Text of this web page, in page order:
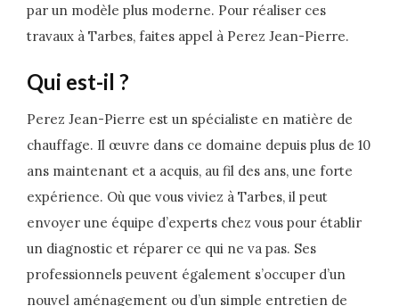
par un modèle plus moderne. Pour réaliser ces
travaux à Tarbes, faites appel à Perez Jean-Pierre.
Qui est-il ?
Perez Jean-Pierre est un spécialiste en matière de
chauffage. Il œuvre dans ce domaine depuis plus de 10
ans maintenant et a acquis, au fil des ans, une forte
expérience. Où que vous viviez à Tarbes, il peut
envoyer une équipe d’experts chez vous pour établir
un diagnostic et réparer ce qui ne va pas. Ses
professionnels peuvent également s’occuper d’un
nouvel aménagement ou d’un simple entretien de